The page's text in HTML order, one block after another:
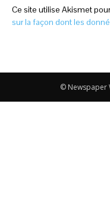
Ce site utilise Akismet
sur la façon dont les
© Newspaper